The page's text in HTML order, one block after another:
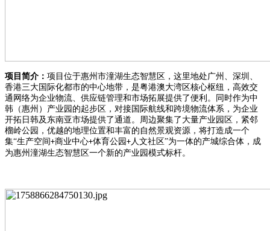
项目简介： 项⽬位于惠州市潼湖⽣态智慧区，这⾥地处⼴州、深圳、
⾹港三⼤国际化都市的中⼼地带，是粤港澳⼤湾区核⼼枢纽，⾼效交
通⽹络为企业物流、供应链管理和市场拓展提供了便利。同时作为中
韩（惠州）产业园的起步区，对接国际航线和跨境物流体系，为企业
开拓⽇韩及东南亚市场提供了通道。周边聚集了⼤量产业园区，紧邻
榴岭公园，优越的地理位置和丰富的⾃然景观资源，将打造成⼀个
集“⽣产空间+商业中⼼+体育公园 + ⼈⽂社区”为⼀体的产城综合体，成
为惠州潼湖⽣态智慧区⼀个新的产业园模式标杆。